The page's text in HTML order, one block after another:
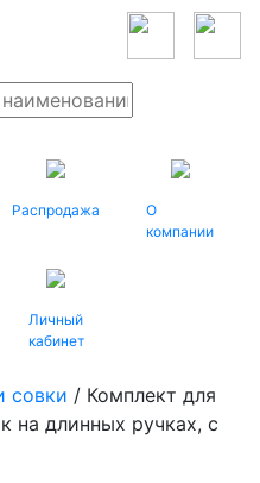
Распродажа
О
компании
Личный
кабинет
совки / Комплект для
на длинных ручках, с